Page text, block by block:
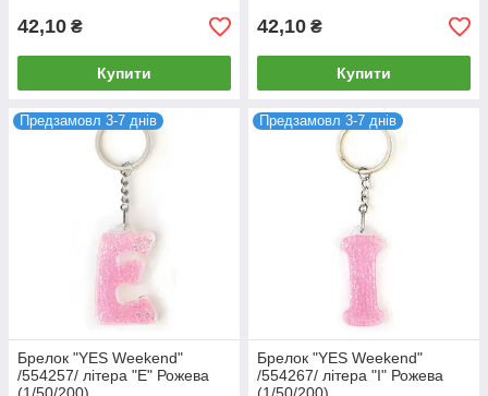
42,10 ₴
Купити
42,10 ₴
Купити
Предзамовл 3-7 днів
Брелок "YES Weekend"
/554257/ літера "E" Рожева
Предзамовл 3-7 днів
Брелок "YES Weekend"
/554267/ літера "I" Рожева